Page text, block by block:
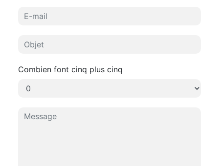
Combien font cinq plus cinq